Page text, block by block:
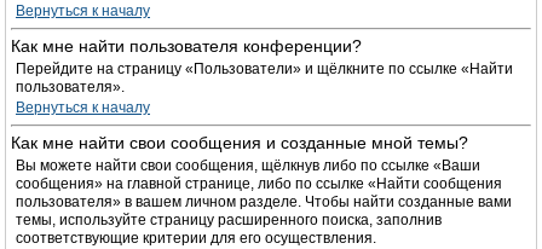
Вернуться к началу
Как мне найти пользователя конференции?
Перейдите на страницу «Пользователи» и щёлкните по ссылке «Найти
пользователя».
Вернуться к началу
Как мне найти свои сообщения и созданные мной темы?
Вы можете найти свои сообщения, щёлкнув либо по ссылке «Ваши
сообщения» на главной странице, либо по ссылке «Найти сообщения
пользователя» в вашем личном разделе. Чтобы найти созданные вами
темы, используйте страницу расширенного поиска, заполнив
соответствующие критерии для его осуществления.